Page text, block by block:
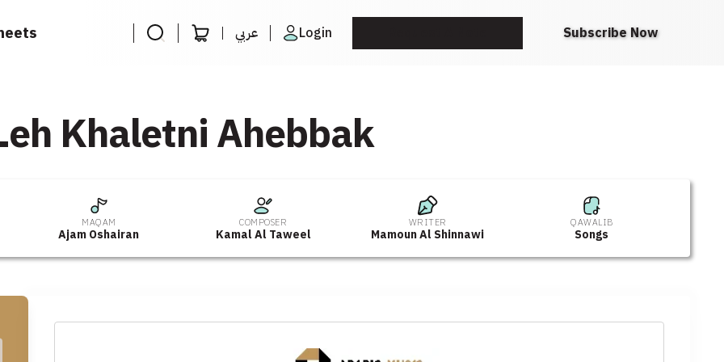
عربي Login Subscribe Now
Khaletni Ahebbak
MAQAM
Ajam Oshairan
COMPOSER
Kamal Al Taweel
WRITER
Mamoun Al Shinnawi
QAWALIB
Songs